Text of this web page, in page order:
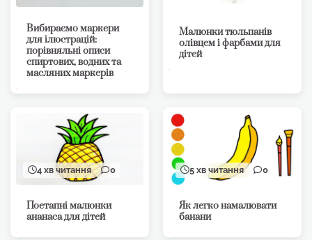
Вибираємо маркери
для ілюстрацій:
порівняльні описи
спиртових, водних та
масляних маркерів
Малюнки тюльпанів
олівцем і фарбами для
дітей
4 хв читання 0
Поетапні малюнки
ананаса для дітей
5 хв читання 0
Як легко намалювати
банани